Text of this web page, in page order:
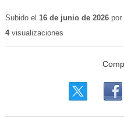
educativo
Subido el 16 de junio de 2026por
4visualizaciones